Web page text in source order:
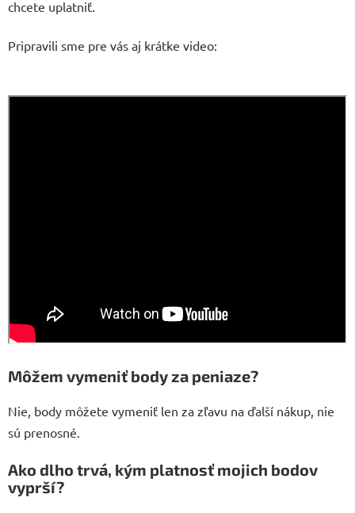
chcete uplatniť.
Pripravili sme pre vás aj krátke video:
Môžem vymeniť body za peniaze?
Nie, body môžete vymeniť len za zľavu na ďalší nákup, nie
sú prenosné.
Ako dlho trvá, kým platnosť mojich bodov
vyprší?